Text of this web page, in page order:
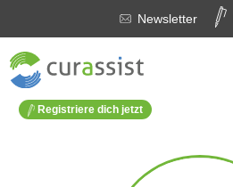
Newsletter
Registriere dich jetzt